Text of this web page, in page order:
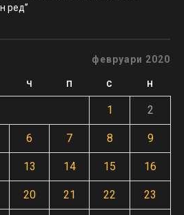
ред”
февруари 2020
Ч П С Н
1 2
6 7 8 9
13 14 15 16
20 21 22 23